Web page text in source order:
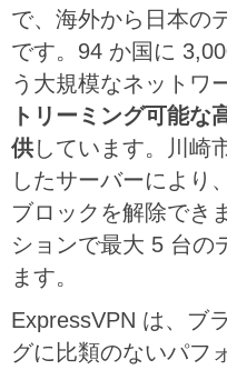
で、海外から日本の
です。94 か国に
う大規模なネットワ
トリーミング可能な
供しています。川崎
したサーバーにより
ブロックを解除でき
ションで最大 5 台の
ます。
ExpressVPN は、ブ
グに比類のないパフ